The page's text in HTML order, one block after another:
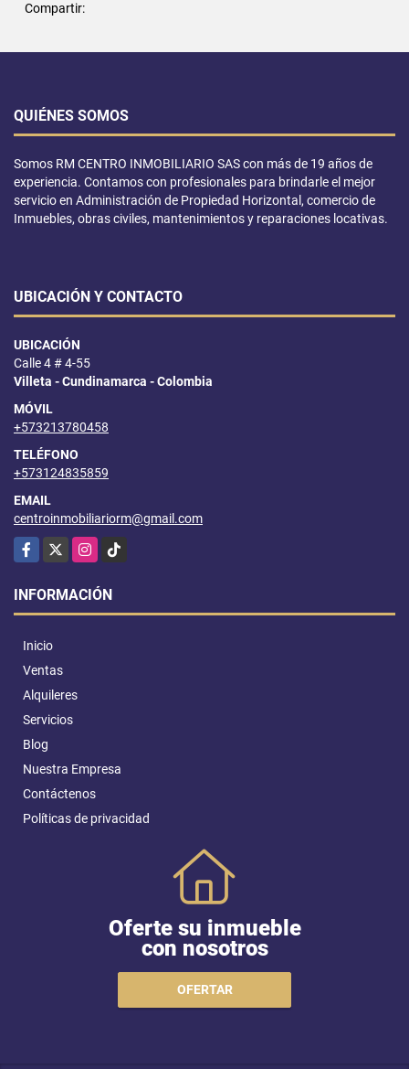
Compartir:
QUIÉNES SOMOS
Somos RM CENTRO INMOBILIARIO SAS con más de 19 años de
experiencia. Contamos con profesionales para brindarle el mejor
servicio en Administración de Propiedad Horizontal, comercio de
Inmuebles, obras civiles, mantenimientos y reparaciones locativas.
UBICACIÓN Y CONTACTO
UBICACIÓN
Calle 4 # 4-55
Villeta - Cundinamarca - Colombia
MÓVIL
+573213780458
TELÉFONO
+573124835859
EMAIL
centroinmobiliariorm@gmail.com
Facebook
X Instagram
TikTok
INFORMACIÓN
Inicio
Ventas
Alquileres
Servicios
Blog
Nuestra Empresa
Contáctenos
Políticas de privacidad
Oferte su inmueble
con nosotros
OFERTAR